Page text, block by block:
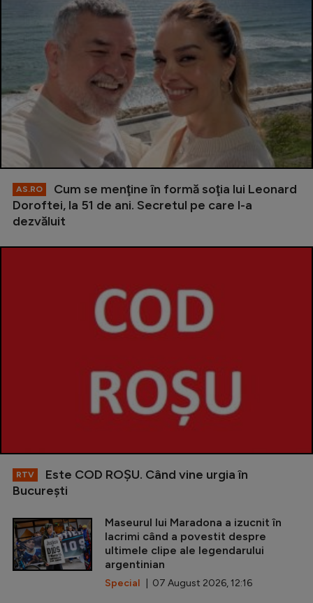
AS.RO
Cum se menţine în formă soţia lui Leonard
Doroftei, la 51 de ani. Secretul pe care l-a
dezvăluit
RTV
Este COD ROŞU. Când vine urgia în
Bucureşti
Maseurul lui Maradona a izucnit în
lacrimi când a povestit despre
ultimele clipe ale legendarului
argentinian
Special | 07 August 2026, 12:16